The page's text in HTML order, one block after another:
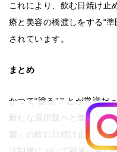
これにより、飲む日焼け止
療と美容の橋渡しをする“
されています。
まとめ
かつて“塗る”ことが常識だ
新たな選択肢へと進化して
製」の飲む日焼け止めには